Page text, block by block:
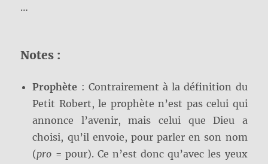
…
Notes :
Prophète : Contrairement à la définition du
Petit Robert, le prophète n’est pas celui qui
annonce l’avenir, mais celui que Dieu a
choisi, qu’il envoie, pour parler en son nom
(pro = pour). Ce n’est donc qu’avec les yeux